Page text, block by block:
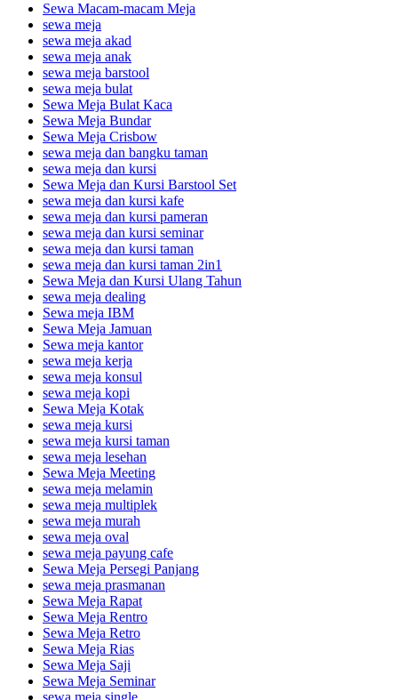
Sewa Macam-macam Meja
sewa meja
sewa meja akad
sewa meja anak
sewa meja barstool
sewa meja bulat
Sewa Meja Bulat Kaca
Sewa Meja Bundar
Sewa Meja Crisbow
sewa meja dan bangku taman
sewa meja dan kursi
Sewa Meja dan Kursi Barstool Set
sewa meja dan kursi kafe
sewa meja dan kursi pameran
sewa meja dan kursi seminar
sewa meja dan kursi taman
sewa meja dan kursi taman 2in1
Sewa Meja dan Kursi Ulang Tahun
sewa meja dealing
Sewa meja IBM
Sewa Meja Jamuan
Sewa meja kantor
sewa meja kerja
sewa meja konsul
sewa meja kopi
Sewa Meja Kotak
sewa meja kursi
sewa meja kursi taman
sewa meja lesehan
Sewa Meja Meeting
sewa meja melamin
sewa meja multiplek
sewa meja murah
sewa meja oval
sewa meja payung cafe
Sewa Meja Persegi Panjang
sewa meja prasmanan
Sewa Meja Rapat
Sewa Meja Rentro
Sewa Meja Retro
Sewa Meja Rias
Sewa Meja Saji
Sewa Meja Seminar